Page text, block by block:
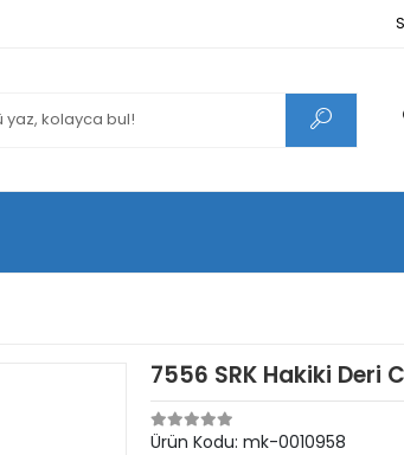
7556 SRK Hakiki Deri
Ürün Kodu: mk-0010958